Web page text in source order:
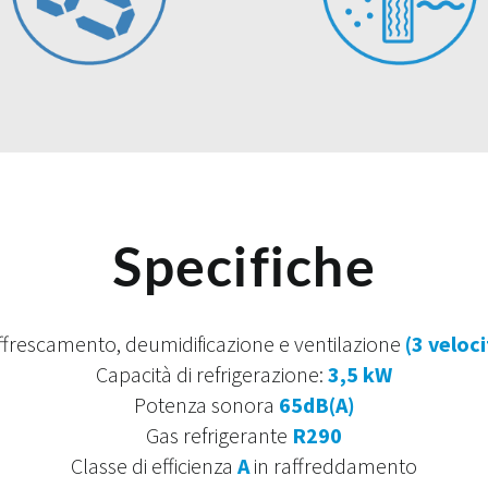
Specifiche
deumidificazione e ventilazione (3
Capacità di refrigerazione: 3,5 kW
Potenza sonora 65dB(A)
Gas refrigerante R290
Classe di efficienza Ain raffreddamento